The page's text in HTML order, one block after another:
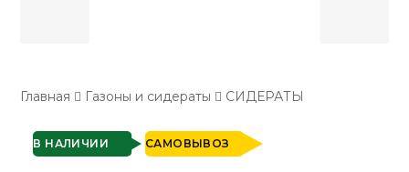
Главная Газоны и сидераты СИДЕРАТЫ
В НАЛИЧИИ САМОВЫВОЗ